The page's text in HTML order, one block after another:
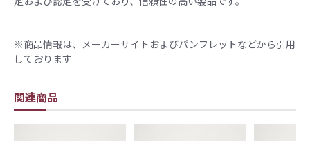
関連商品
※商品情報は、メーカーサイトおよびパンフレットなどから引用
しております